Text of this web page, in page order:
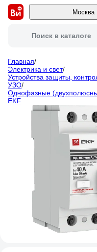
Москва
Поиск в каталоге
Главная/
Электрика и свет/
Устройства защиты,
УЗО/
Однофазные
EKF